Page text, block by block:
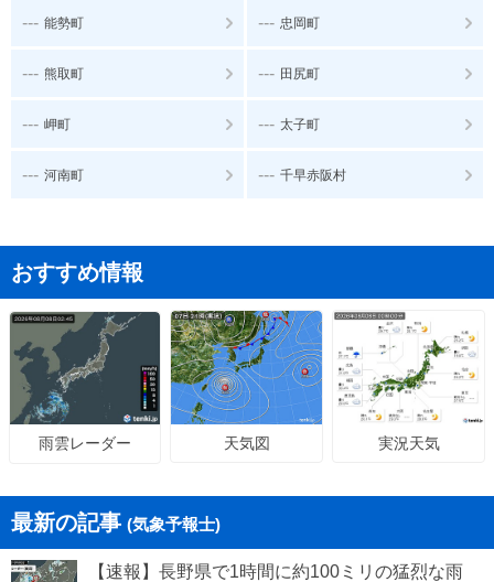
--- 能勢町 --- 忠岡町
--- 熊取町 --- 田尻町
--- 岬町 --- 太子町
--- 河南町 --- 千早赤阪村
おすすめ情報
雨雲レーダー 天気図 実況天気
最新の記事 (気象予報士)
【速報】長野県で1時間に約100ミリの猛烈な雨